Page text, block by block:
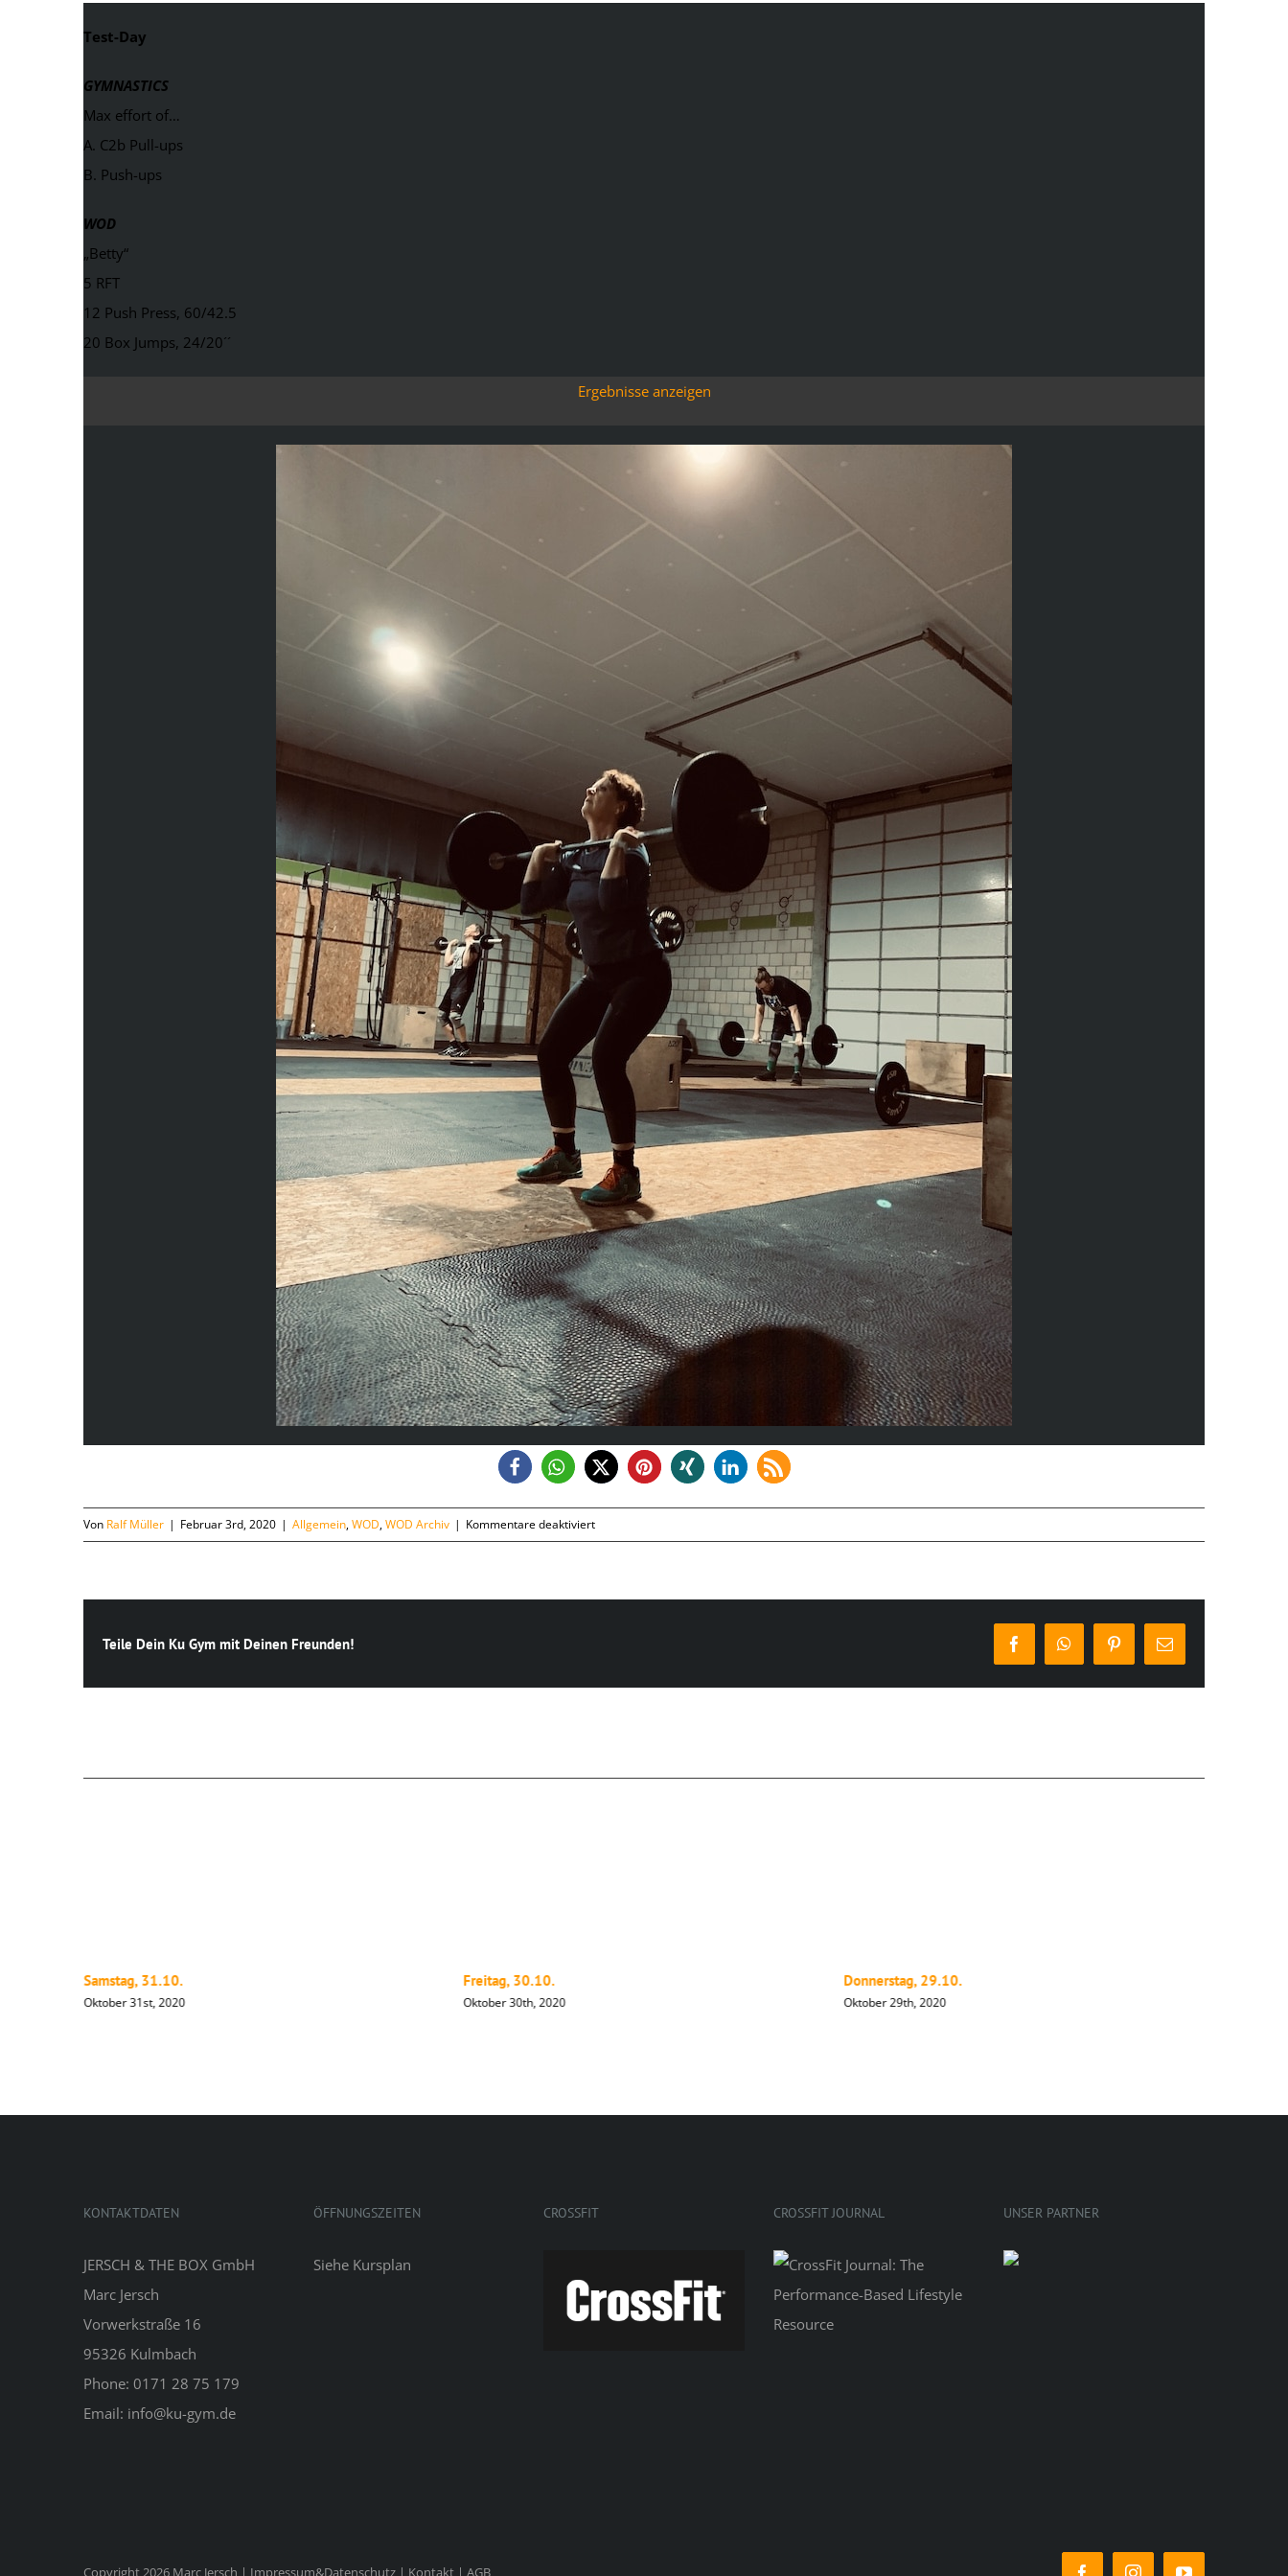
Test-Day
GYMNASTICS
Max effort of…
A. C2b Pull-ups
B. Push-ups
WOD
„Betty“
5 RFT
12 Push Press, 60/42.5
20 Box Jumps, 24/20´´
Ergebnisse anzeigen
Von Ralf Müller | Februar 3rd, 2020 | Allgemein,WOD,WOD Archiv | Kommentare deaktiviertfür
Montag,
Teile Dein Ku Gym mit Deinen Freunden! FacebookWhatsAppPinterest
E-
Mail
Samstag, 31.10.
Oktober 31st, 2020
Freitag, 30.10.
Oktober 30th, 2020
Donnerstag, 29.10.
Oktober 29th, 2020
KONTAKTDATEN
JERSCH & THE BOX GmbH
Marc Jersch
Vorwerkstraße 16
95326 Kulmbach
Phone: 0171 28 75 179
Email: info@ku-gym.de
ÖFFNUNGSZEITEN
Siehe Kursplan
CROSSFIT CROSSFIT JOURNAL UNSER PARTNER
Copyright 2026 Marc Jersch | Impressum&Datenschutz | Kontakt | AGB